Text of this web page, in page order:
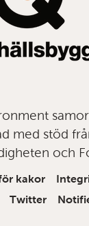
med stöd
och
kakor
Twitter